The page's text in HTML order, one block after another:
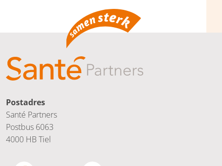
Postadres
Santé Partners
Postbus 6063
4000 HB Tiel